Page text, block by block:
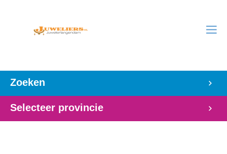
Zoeken
Selecteer provincie